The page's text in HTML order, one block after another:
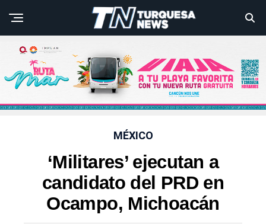
MÉXICO
‘Militares’ ejecutan a
candidato del PRD en
Ocampo, Michoacán